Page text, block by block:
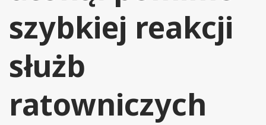
szybkiej reakcji
służb
ratowniczych